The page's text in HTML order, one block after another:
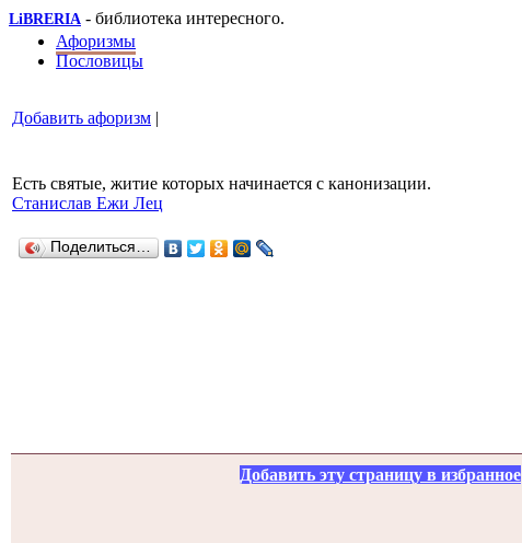
LiBRERIA - библиотека интересного.
Афоризмы
Пословицы
Добавить афоризм |
Есть святые, житие которых начинается с канонизации.
Станислав Ежи Лец
Поделиться…
Добавить эту страницу в избранное